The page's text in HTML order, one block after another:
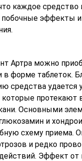
каждое
побочные эффекты и
Артра можно
в форме таблеток.
средства удается
протекают
Основными
и
схему приема.
и редко
Эффект от